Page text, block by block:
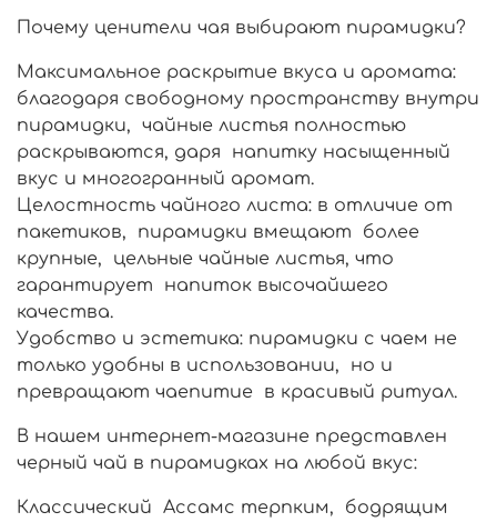
Почему ценители чая выбирают пирамидки?
Максимальное раскрытие вкуса и аромата:
благодаря свободному пространству внутри
пирамидки, чайные листья полностью
раскрываются, даря напитку насыщенный
вкус и многогранный аромат.
Целостность чайного листа: в отличие от
пакетиков, пирамидки вмещают более
крупные, цельные чайные листья, что
гарантирует напиток высочайшего
качества.
Удобство и эстетика: пирамидки с чаем не
только удобны в использовании, но и
превращают чаепитие в красивый ритуал.
В нашем интернет-магазине представлен
черный чай в пирамидках на любой вкус:
Классический Ассамс терпким, бодрящим